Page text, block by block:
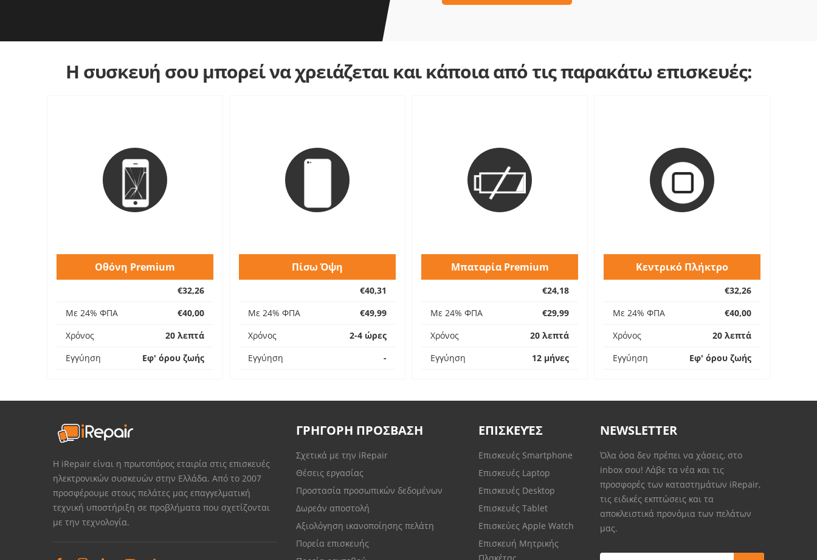
Η συσκευή σου μπορεί να χρειάζεται και κάποια από τις παρακάτω επισκευές:
Οθόνη Premium
€32,26
Με 24% ΦΠΑ
€40,00
Χρόνος
20 λεπτά
Εγγύηση
Εφ' όρου ζωής
Πίσω Όψη
€40,31
Με 24% ΦΠΑ
€49,99
Χρόνος
2-4 ώρες
Εγγύηση
-
Μπαταρία Premium
€24,18
Με 24% ΦΠΑ
€29,99
Χρόνος
20 λεπτά
Εγγύηση
12 μήνες
Κεντρικό Πλήκτρο
€32,26
Με 24% ΦΠΑ
€40,00
Χρόνος
20 λεπτά
Εγγύηση
Εφ' όρου ζωής
Η iRepair είναι η πρωτοπόρος εταιρία στις επισκευές
ηλεκτρονικών συσκευών στην Ελλάδα. Από το 2007
προσφέρουμε στους πελάτες μας επαγγελματική
τεχνική υποστήριξη σε προβλήματα που σχετίζονται
με την τεχνολογία.
ΓΡΗΓΟΡΗ ΠΡΟΣΒΑΣΗ
Σχετικά με την iRepair
Θέσεις εργασίας
Προστασία προσωπικών δεδομένων
Δωρεάν αποστολή
Αξιολόγηση ικανοποίησης πελάτη
Πορεία επισκευής
ΕΠΙΣΚΕΥΈΣ
Επισκευές Smartphone
Επισκευές Laptop
Επισκευές Desktop
Επισκευές Tablet
Επισκεύες Apple Watch
Επισκευή Μητρικής
NEWSLETTER
Όλα όσα δεν πρέπει να χάσεις, στο
inbox σου! Λάβε τα νέα και τις
προσφορές των καταστημάτων iRepair,
τις ειδικές εκπτώσεις και τα
αποκλειστικά προνόμια των πελάτων
μας.